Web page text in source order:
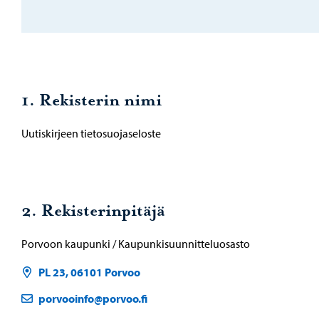
1. Rekisterin nimi
Uutiskirjeen tietosuojaseloste
2. Rekisterinpitäjä
Porvoon kaupunki / Kaupunkisuunnitteluosasto
PL 23, 06101 Porvoo
porvooinfo@porvoo.fi